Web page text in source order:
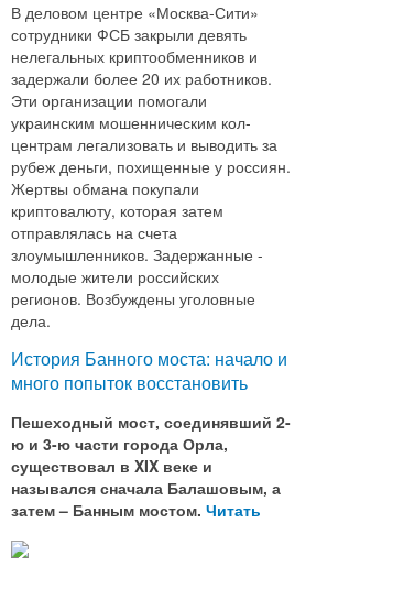
В деловом центре «Москва-Сити»
сотрудники ФСБ закрыли девять
нелегальных криптообменников и
задержали более 20 их работников.
Эти организации помогали
украинским мошенническим кол-
центрам легализовать и выводить за
рубеж деньги, похищенные у россиян.
Жертвы обмана покупали
криптовалюту, которая затем
отправлялась на счета
злоумышленников. Задержанные -
молодые жители российских
регионов. Возбуждены уголовные
дела.
История Банного моста: начало и
много попыток восстановить
Пешеходный мост, соединявший 2-
ю и 3-ю части города Орла,
существовал в XIX веке и
назывался сначала Балашовым, а
затем – Банным мостом. Читать